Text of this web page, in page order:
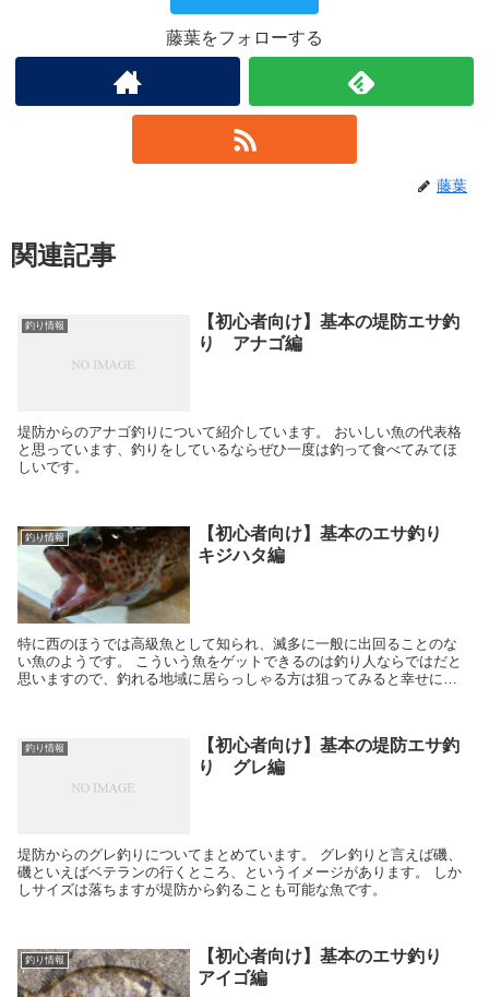
藤葉をフォローする
藤葉
関連記事
釣り情報
【初心者向け】基本の堤防エサ釣
り アナゴ編
堤防からのアナゴ釣りについて紹介しています。 おいしい魚の代表格
と思っています、釣りをしているならぜひ一度は釣って食べてみてほ
しいです。
釣り情報
【初心者向け】基本のエサ釣り
キジハタ編
特に西のほうでは高級魚として知られ、滅多に一般に出回ることのな
い魚のようです。 こういう魚をゲットできるのは釣り人ならではだと
思いますので、釣れる地域に居らっしゃる方は狙ってみると幸せにな
釣り情報
【初心者向け】基本の堤防エサ釣
り グレ編
堤防からのグレ釣りについてまとめています。 グレ釣りと言えば磯、
磯といえばベテランの行くところ、というイメージがあります。 しか
しサイズは落ちますが堤防から釣ることも可能な魚です。
釣り情報
【初心者向け】基本のエサ釣り
アイゴ編